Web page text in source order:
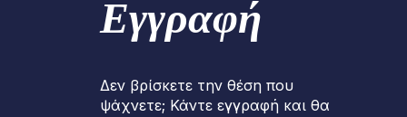
Εγγραφή
Δεν βρίσκετε την θέση που
ψάχνετε; Κάντε εγγραφή και θα